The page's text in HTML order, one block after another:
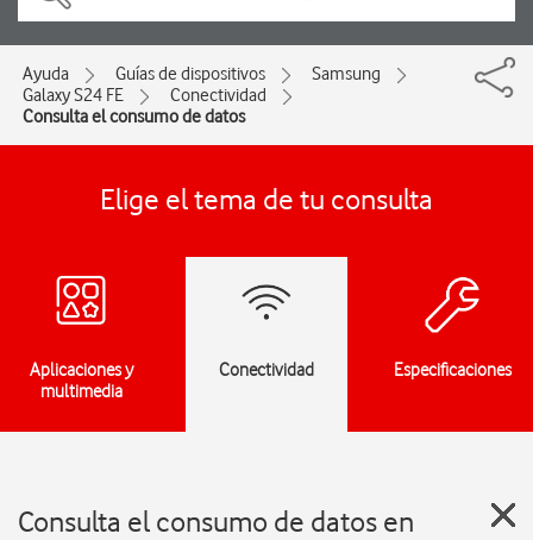
Ayuda Guías de dispositivos
Samsung
Galaxy S24 FE
Conectividad
Consulta el consumo de datos
Elige el tema de tu consulta
Aplicaciones y
multimedia
Conectividad Especificaciones
Consulta el consumo de datos en